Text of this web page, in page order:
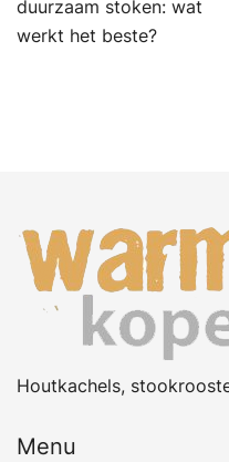
navigatie
duurzaam stoken: wat
werkt het beste?
Houtkachels,
Menu